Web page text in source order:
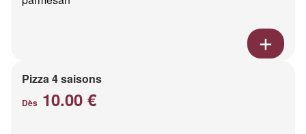
Pizza 4 saisons
Dès 10.00 €